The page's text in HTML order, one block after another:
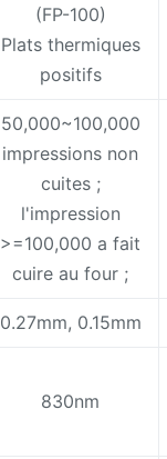
(FP-100)
Plats thermiques
positifs
50,000~100,000
impressions non
cuites ;
l'impression
>=100,000 a fait
cuire au four ;
0.27mm, 0.15mm
830nm